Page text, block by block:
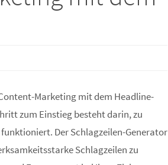
Marketing mit dem Headline-
zum Einstieg besteht darin, zu
Der Schlagzeilen-Generator
Schlagzeilen zu